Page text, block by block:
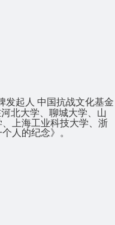
发起人 中国抗战文化基金
北大学、聊城大学、山
上海工业科技大学、浙
人的纪念》。